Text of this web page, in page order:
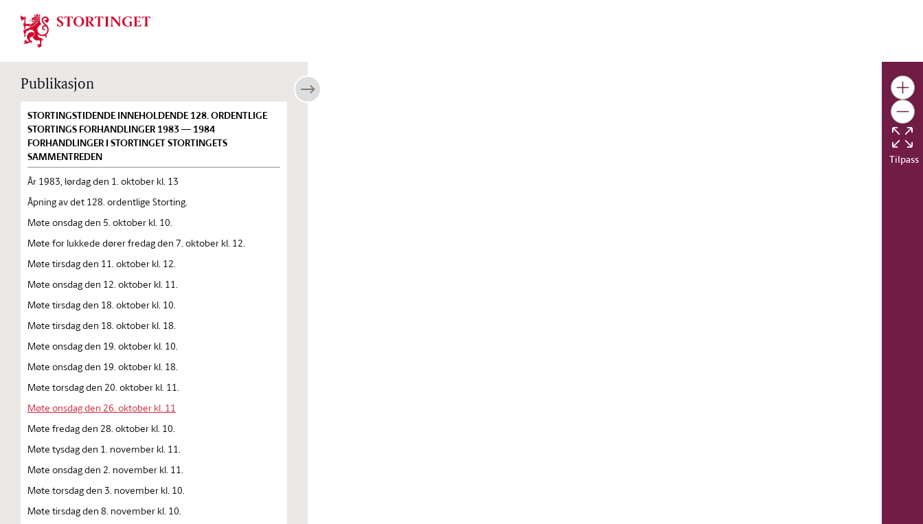
Stortinget.no
Publikasjon
STORTINGSTIDENDE INNEHOLDENDE 128. ORDENTLIGE
STORTINGS FORHANDLINGER 1983 — 1984
FORHANDLINGER I STORTINGET STORTINGETS
SAMMENTREDEN
År 1983, lørdag den 1. oktober kl. 13
Åpning av det 128. ordentlige Storting.
Møte onsdag den 5. oktober kl. 10.
Møte for lukkede dører fredag den 7. oktober kl. 12.
Møte tirsdag den 11. oktober kl. 12.
Møte onsdag den 12. oktober kl. 11.
Møte tirsdag den 18. oktober kl. 10.
Møte tirsdag den 18. oktober kl. 18.
Møte onsdag den 19. oktober kl. 10.
Møte onsdag den 19. oktober kl. 18.
Møte torsdag den 20. oktober kl. 11.
Møte onsdag den 26. oktober kl. 11
Møte fredag den 28. oktober kl. 10.
Møte tysdag den 1. november kl. 11.
Møte onsdag den 2. november kl. 11.
Møte torsdag den 3. november kl. 10.
Møte tirsdag den 8. november kl. 10.